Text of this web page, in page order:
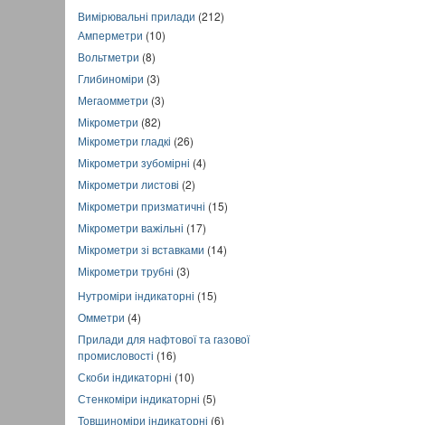
Вимірювальні прилади (212)
Амперметри (10)
Вольтметри (8)
Глибиноміри (3)
Мегаомметри (3)
Мікрометри (82)
Мікрометри гладкі (26)
Мікрометри зубомірні (4)
Мікрометри листові (2)
Мікрометри призматичні (15)
Мікрометри важільні (17)
Мікрометри зі вставками (14)
Мікрометри трубні (3)
Нутроміри індикаторні (15)
Омметри (4)
Прилади для нафтової та газової
промисловості (16)
Скоби індикаторні (10)
Стенкоміри індикаторні (5)
Товщиноміри індикаторні (6)